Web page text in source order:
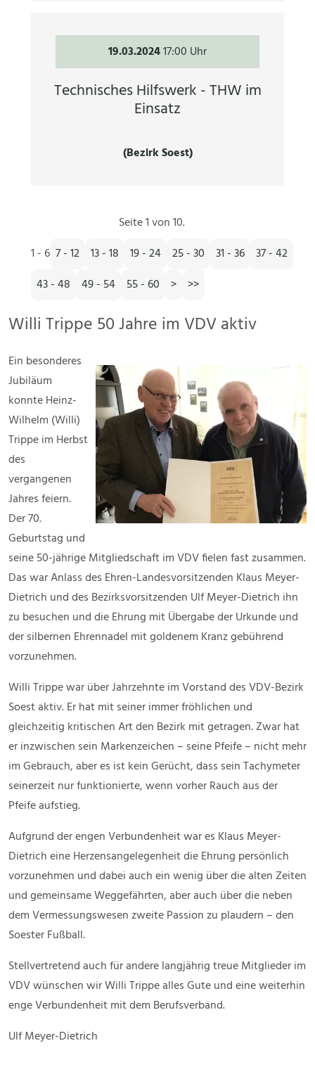
19.03.202417:00 Uhr
Technisches Hilfswerk - THW im
Einsatz
(Bezirk Soest)
Seite 1 von 10.
1 - 6 7 - 12 13 - 18 19 - 24 25 - 30 31 - 36
37 - 42
43 - 48
49 - 54 55 - 60 > >>
Willi Trippe 50 Jahre im VDV aktiv
Ein besonderes
Jubiläum
konnte Heinz-
Wilhelm (Willi)
Trippe im Herbst
des
vergangenen
Jahres feiern.
Der 70.
Geburtstag und
seine 50-jährige Mitgliedschaft im VDV fielen fast zusammen.
Das war Anlass des Ehren-Landesvorsitzenden Klaus Meyer-
Dietrich und des Bezirksvorsitzenden Ulf Meyer-Dietrich ihn
zu besuchen und die Ehrung mit Übergabe der Urkunde und
der silbernen Ehrennadel mit goldenem Kranz gebührend
vorzunehmen.
Willi Trippe war über Jahrzehnte im Vorstand des VDV-Bezirk
Soest aktiv. Er hat mit seiner immer fröhlichen und
gleichzeitig kritischen Art den Bezirk mit getragen. Zwar hat
er inzwischen sein Markenzeichen – seine Pfeife – nicht mehr
im Gebrauch, aber es ist kein Gerücht, dass sein Tachymeter
seinerzeit nur funktionierte, wenn vorher Rauch aus der
Pfeife aufstieg.
Aufgrund der engen Verbundenheit war es Klaus Meyer-
Dietrich eine Herzensangelegenheit die Ehrung persönlich
vorzunehmen und dabei auch ein wenig über die alten Zeiten
und gemeinsame Weggefährten, aber auch über die neben
dem Vermessungswesen zweite Passion zu plaudern – den
Soester Fußball.
Stellvertretend auch für andere langjährig treue Mitglieder im
VDV wünschen wir Willi Trippe alles Gute und eine weiterhin
enge Verbundenheit mit dem Berufsverband.
Ulf Meyer-Dietrich